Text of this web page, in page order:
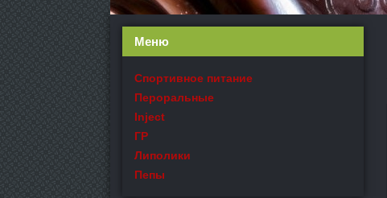
Меню
Спортивное питание
Пероральные
Inject
ГР
Липолики
Пепы